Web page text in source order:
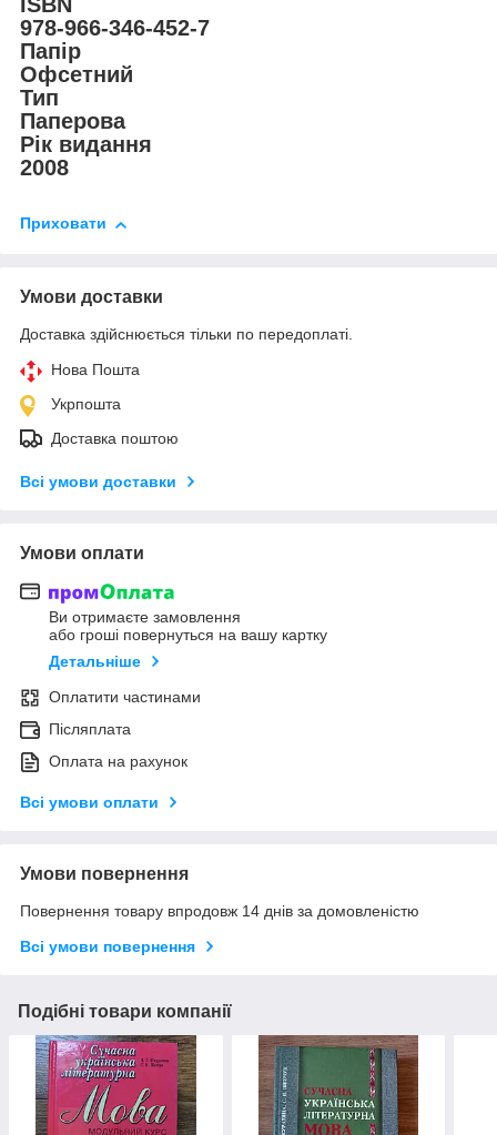
978-966-346-452-7
Папір
Офсетний
Тип
Паперова
Рік видання
2008
Приховати
Умови доставки
Доставка здійснюється тільки по передоплаті.
Нова Пошта
Укрпошта
Доставка поштою
Всі умови доставки
Умови оплати
Ви отримаєте замовлення
або гроші повернуться на вашу картку
Детальніше
Оплатити частинами
Післяплата
Оплата на рахунок
Всі умови оплати
Умови повернення
Повернення товару впродовж 14 днів за домовленістю
Всі умови повернення
Подібні товари компанії